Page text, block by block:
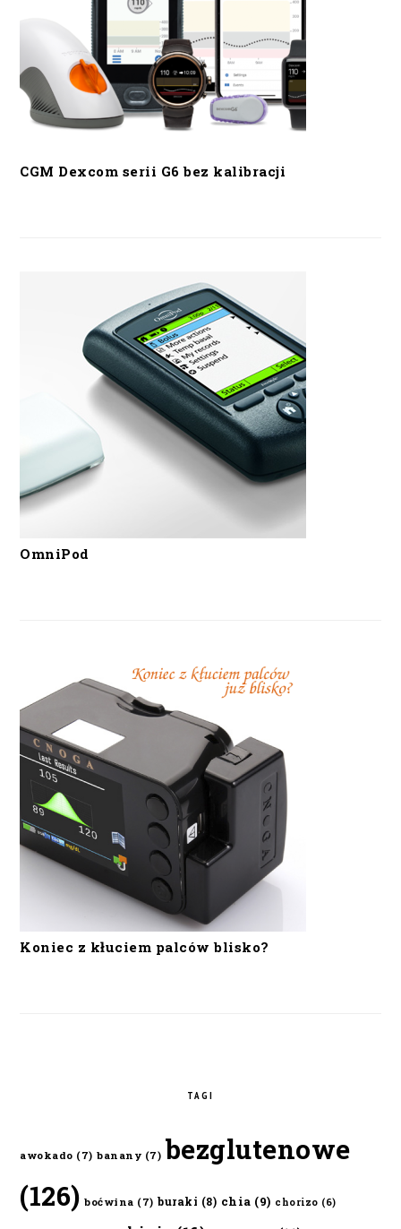
CGM Dexcom serii G6 bez kalibracji
OmniPod
Koniec z kłuciem palców blisko?
TAGI
awokado (7) banany (7) bezglutenowe
(126) boćwina (7) buraki (8) chia (9) chorizo (6)